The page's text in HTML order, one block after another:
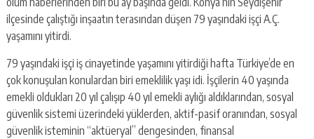
ilçesinde çalıştığı inşaatın terasından düşen 79 yaşındaki işçi A.Ç.
yaşamını yitirdi.
79 yaşındaki işçi iş cinayetinde yaşamını yitirdiği hafta Türkiye’de en
çok konuşulan konulardan biri emeklilik yaşı idi. İşçilerin 40 yaşında
emekli oldukları 20 yıl çalışıp 40 yıl emekli aylığı aldıklarından, sosyal
güvenlik sistemi üzerindeki yüklerden, aktif-pasif oranından, sosyal
güvenlik isteminin “aktüeryal” dengesinden, finansal